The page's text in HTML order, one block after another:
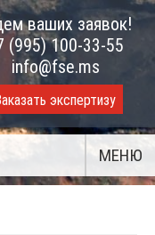
ваших заявок!
(995) 100-33-55
info@fse.ms
экспертизу
МЕНЮ